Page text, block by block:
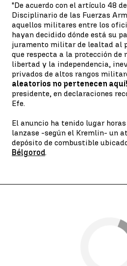
"De acuerdo con el artículo 48
Disciplinario de las Fuerzas
aquellos militares entre los
hayan decidido dónde está su
juramento militar de lealtad al
que respecta a la protección de
libertad y la independencia,
privados de altos rangos
aleatorios no pertenecen
presidente, en declaraciones
Efe.
El anuncio ha tenido lugar
lanzase -según el Kremlin- un
depósito de combustible
Bélgorod.